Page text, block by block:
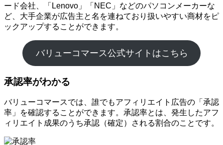
ード会社、「Lenovo」「NEC」などのパソコンメーカーな
ど、大手企業が広告主と名を連ねており扱いやすい商材をピ
ックアップすることができます。
バリューコマース公式サイトはこちら
承認率がわかる
バリューコマースでは、誰でもアフィリエイト広告の「承認
率」を確認することができます。承認率とは、発生したアフ
ィリエイト成果のうち承認（確定）される割合のことです。